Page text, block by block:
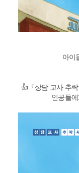
아이
👍『상담 교사 추
인공들